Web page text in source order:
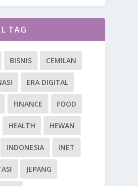
TAG
BISNIS CEMILAN
ERA DIGITAL
FINANCE FOOD
HEALTH HEWAN
INDONESIA INET
JEPANG